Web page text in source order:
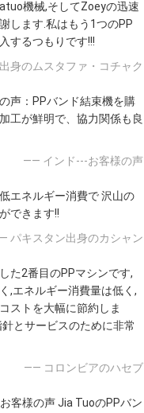
機械,そしてZoeyの迅速
します.私はもう1つのPP
するつもりです!!!
身のムスタファ・コチャク
声：PPバンド結束機を購
工が鮮明で、協力関係も良
—— インド---お客様の声
エネルギー消費で 沢山の
できます!!
パキスタン出身のカシャン
た2番目のPPマシンです,
,エネルギー消費量は低く,
ストを大幅に節約しま
とサービスのために非常
—— コロンビアのハセブ
客様の声 Jia TuoのPPバン